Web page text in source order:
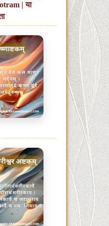
| या